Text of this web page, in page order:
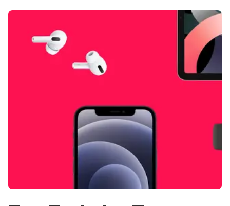
Nachhaltig u wer
mal wieder ein
hat (Xbox,
Smartphone etc),
Grover nur
Möglichkeit
besteht nach